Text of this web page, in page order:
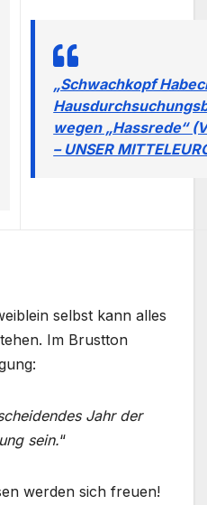
„Schwachkopf
wegen „Hassrede“
– UNSER
selbst kann alles
Im Brustton
Jahr der
sein.“
werden sich freuen!